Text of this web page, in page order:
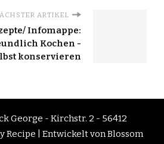
ARTIKEL
Infomappe:
Kochen -
konservieren
George - Kirchstr. 2 - 56412
Recipe | Entwickelt von Blossom